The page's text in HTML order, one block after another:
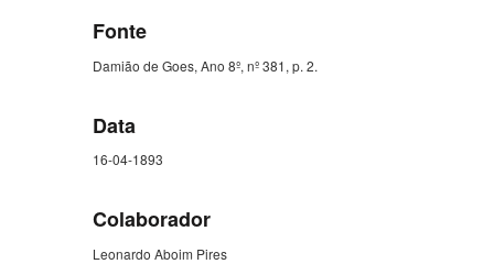
Fonte
Damião de Goes, Ano 8º, nº 381, p. 2.
Data
16-04-1893
Colaborador
Leonardo Aboim Pires